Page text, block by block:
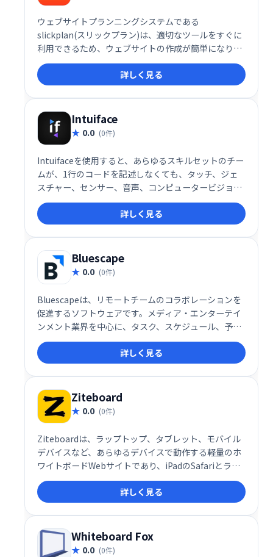
ウェブサイトプランニングシステムである
slickplan(スリックプラン)は、適切なツールをすぐに
利用できるため、ウェブサイトの作成が簡単になりま
す。私たちのアプリは、あなたが得意なことに集中で
きる直感的でエレガントなインターフェースを提供し
ます：あなた自身、あなたのビジネス、またはあなた
のクライアントのために素晴らしいウェブサイトを作
成します。
詳しく見る
Intuiface
0.0 (0件)
Intuifaceを使用すると、あらゆるスキルセットのチー
ムが、1行のコードを記述しなくても、タッチ、ジェ
スチャー、センサー、音声、コンピュータービジョン
などに対応する、データが豊富な並外れたデジタルコ
ンテンツを配信できます。詳しく見る
Bluescape
0.0 (0件)
Bluescapeは、リモートチームのコラボレーションを
促進するソフトウェアです。メディア・エンターテイ
ンメント業界を中心に、タスク、スケジュール、予算
などをリアルタイムで共有・可視化することで、チー
ム間の円滑なコミュニケーションと効率的な情報管理
を実現します。利害関係者やパートナーとの連携強化
にも最適です。
詳しく見る
Ziteboard
0.0 (0件)
Ziteboardは、ラップトップ、タブレット、モバイル
デバイスなど、あらゆるデバイスで動作する軽量のホ
ワイトボードWebサイトであり、iPadのSafariとラッ
プトップ上のGoogleChromeの両方に最適化されてい
ます。
詳しく見る
Whiteboard Fox
0.0 (0件)